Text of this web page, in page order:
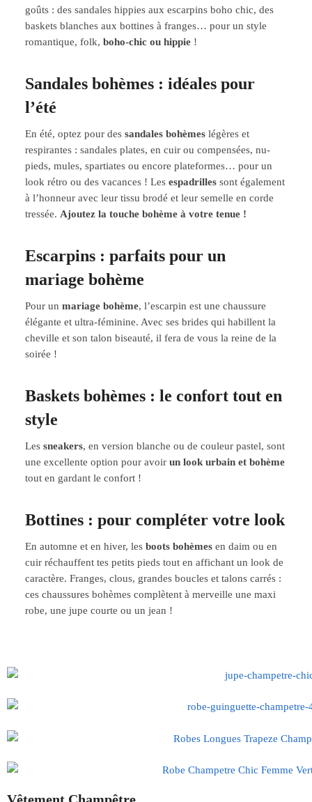
goûts : des sandales hippies aux escarpins boho chic, des
baskets blanches aux bottines à franges… pour un style
romantique, folk,boho-chic ou hippie !
Sandales bohèmes : idéales pour
l’été
En été, optez pour dessandales bohèmes légères et
respirantes : sandales plates, en cuir ou compensées, nu-
pieds, mules, spartiates ou encore plateformes… pour un
look rétro ou des vacances ! Lesespadrilles sont également
à l’honneur avec leur tissu brodé et leur semelle en corde
tressée. Ajoutez la touche bohème à votre tenue !
Escarpins : parfaits pour un
mariage bohème
Pour unmariage bohème, l’escarpin est une chaussure
élégante et ultra-féminine. Avec ses brides qui habillent la
cheville et son talon biseauté, il fera de vous la reine de la
soirée !
Baskets bohèmes : le confort tout en
style
Lessneakers, en version blanche ou de couleur pastel, sont
une excellente option pour avoirun look urbain et bohème
tout en gardant le confort !
Bottines : pour compléter votre look
En automne et en hiver, lesboots bohèmes en daim ou en
cuir réchauffent tes petits pieds tout en affichant un look de
caractère. Franges, clous, grandes boucles et talons carrés :
ces chaussures bohèmes complètent à merveille une maxi
robe, une jupe courte ou un jean !